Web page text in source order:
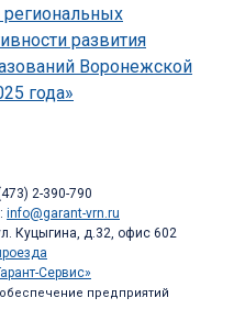
региональных
развития
Воронежской
года»
2-390-790
info@garant-vrn.ru
Куцыгина, д.32, офис 602
Сервис»
предприятий